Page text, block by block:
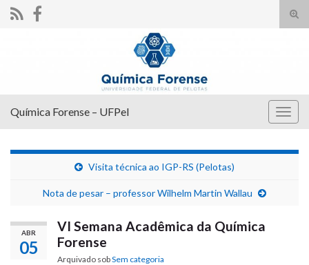
Química Forense – UFPel
Visita técnica ao IGP-RS (Pelotas)
Nota de pesar – professor Wilhelm Martin Wallau
ABR
05
VI Semana Acadêmica da Química
Forense
Arquivado sobSem categoria